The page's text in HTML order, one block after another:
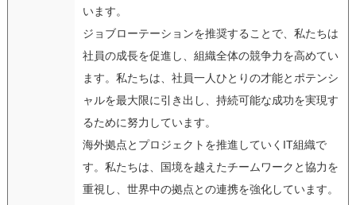
います。
ジョブローテーションを推奨することで、私たちは
社員の成長を促進し、組織全体の競争力を高めてい
ます。私たちは、社員一人ひとりの才能とポテンシ
ャルを最大限に引き出し、持続可能な成功を実現す
るために努力しています。
海外拠点とプロジェクトを推進していくIT組織で
す。私たちは、国境を越えたチームワークと協力を
重視し、世界中の拠点との連携を強化しています。